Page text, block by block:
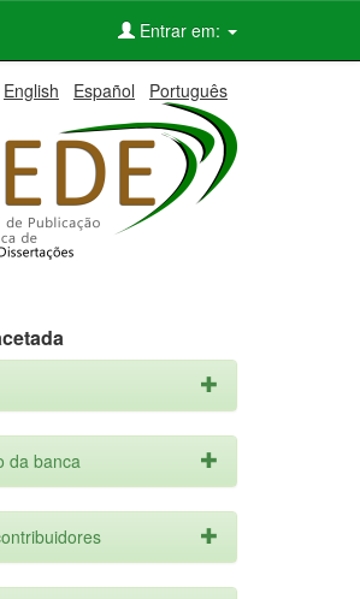
Entrar em:
English Español Português
da banca